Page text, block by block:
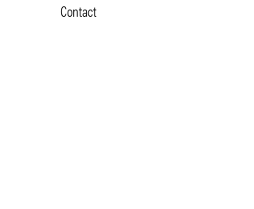
Contact